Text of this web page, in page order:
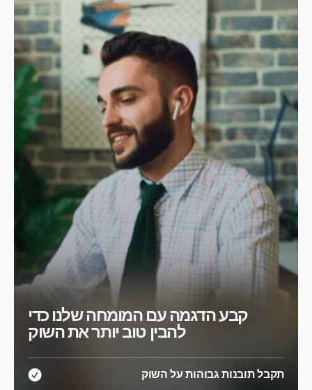
קבע הדגמה עם המומחה שלנו כדי
להבין טוב יותר את השוק
תקבל תובנות גבוהות על השוק